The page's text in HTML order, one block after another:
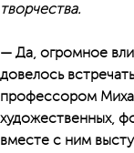
творчества.
— Да, огромное
довелось
профессором
художественных,
вместе с ним